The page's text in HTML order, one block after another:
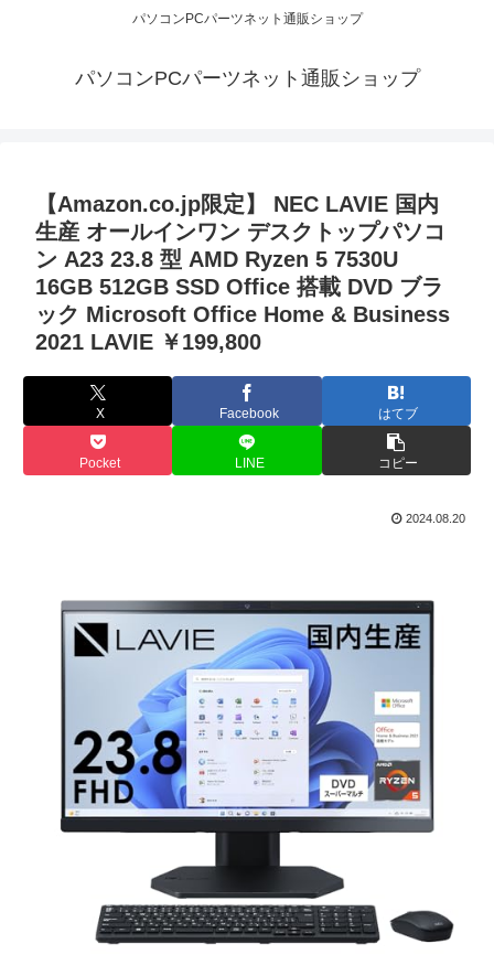
パソコンPCパーツネット通販ショップ
パソコンPCパーツネット通販ショップ
【Amazon.co.jp限定】 NEC LAVIE 国内
生産 オールインワン デスクトップパソコ
ン A23 23.8 型 AMD Ryzen 5 7530U
16GB 512GB SSD Office 搭載 DVD ブラ
ック Microsoft Office Home & Business
2021 LAVIE ￥199,800
X Facebook はてブ
Pocket LINE コピー
2024.08.20